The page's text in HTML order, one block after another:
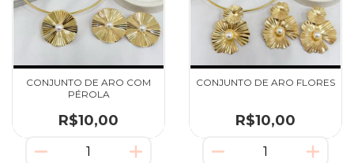
CONJUNTO DE ARO COM
PÉROLA
R$10,00
CONJUNTO DE ARO FLORES
R$10,00